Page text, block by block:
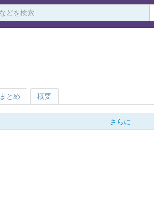
まとめ 概要
さらに...